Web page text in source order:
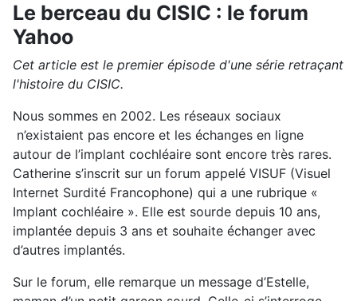
Le berceau du CISIC : le forum
Yahoo
Cet article est le premier épisode d'une série retraçant
l'histoire du CISIC.
Nous sommes en 2002. Les réseaux sociaux
n’existaient pas encore et les échanges en ligne
autour de l’implant cochléaire sont encore très rares.
Catherine s’inscrit sur un forum appelé VISUF (Visuel
Internet Surdité Francophone) qui a une rubrique «
Implant cochléaire ». Elle est sourde depuis 10 ans,
implantée depuis 3 ans et souhaite échanger avec
d’autres implantés.
Sur le forum, elle remarque un message d’Estelle,